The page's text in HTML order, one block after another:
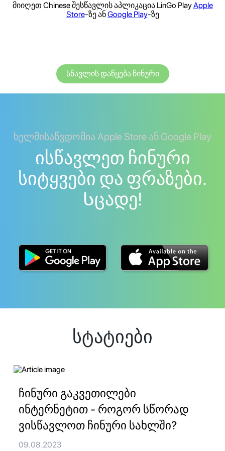
მიიღეთ Chinese შესწავლის აპლიკაცია LinGo PlayApple
Store-ზე ანGoogle Play-ზე
სწავლის დაწყება ჩინური
ხელმისაწვდომია Apple Store ან Google Play
ისწავლეთ ჩინური
სიტყვები და ფრაზები.
Სცადე!
სტატიები
ჩინური გაკვეთილები
ინტერნეტით - როგორ სწორად
ვისწავლოთ ჩინური სახლში?
09.08.2023